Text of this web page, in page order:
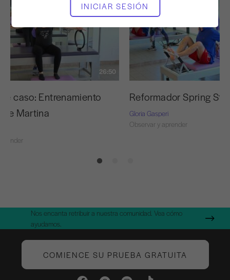
INICIAR SESIÓN
26:50
caso: Entrenamiento
Martina
Reformador Spring
Gloria Gasperi
Observar y aprender
Nos encanta retribuir a nuestra comunidad. Vea cómo
ayudamos.
COMIENCE SU PRUEBA GRATUITA